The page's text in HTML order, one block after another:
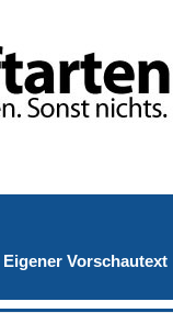
Eigener Vorschautext